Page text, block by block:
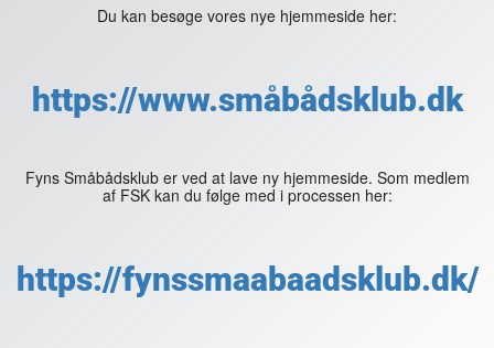
Du kan besøge vores nye hjemmeside her:
https://www.småbådsklub.dk
Fyns Småbådsklub er ved at lave ny hjemmeside. Som medlem
af FSK kan du følge med i processen her:
https://fynssmaabaadsklub.dk/